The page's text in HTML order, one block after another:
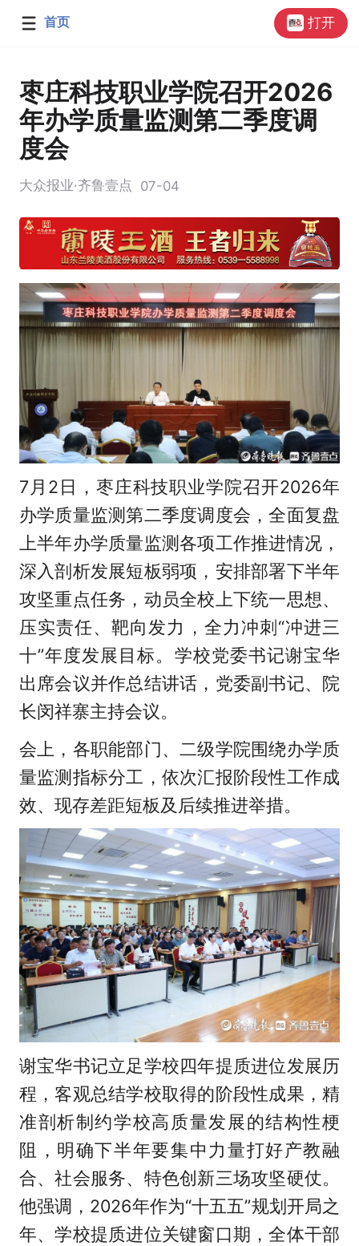
首页 打开
枣庄科技职业学院召开2026
年办学质量监测第二季度调
度会
大众报业·齐鲁壹点 07-04
7月2日，枣庄科技职业学院召开2026年
办学质量监测第二季度调度会，全面复盘
上半年办学质量监测各项工作推进情况，
深入剖析发展短板弱项，安排部署下半年
攻坚重点任务，动员全校上下统一思想、
压实责任、靶向发力，全力冲刺“冲进三
十”年度发展目标。学校党委书记谢宝华
出席会议并作总结讲话，党委副书记、院
长闵祥寨主持会议。
会上，各职能部门、二级学院围绕办学质
量监测指标分工，依次汇报阶段性工作成
效、现存差距短板及后续推进举措。
谢宝华书记立足学校四年提质进位发展历
程，客观总结学校取得的阶段性成果，精
准剖析制约学校高质量发展的结构性梗
阻，明确下半年要集中力量打好产教融
合、社会服务、特色创新三场攻坚硬仗。
他强调，2026年作为“十五五”规划开局之
年、学校提质进位关键窗口期，全体干部